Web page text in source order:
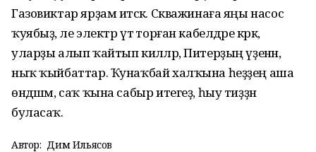
Газовиктар ярҙам итәсәк. Скважинаға яңы насос
ҡуябыҙ, әле электр үтә торған кабелдәре кәрәк,
уларҙы алып ҡайтып киләләр, Питерҙың үҙенән,
ныҡ ҡыйбаттар. Ҡунаҡбай халҡына һеҙҙең аша
өндәшәм, саҡ ҡына сабыр итегеҙ, һыу тиҙҙән
буласаҡ.
Автор: Дим Ильясов